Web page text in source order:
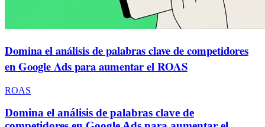
Domina el análisis de palabras clave de competidores
en Google Ads para aumentar el ROAS
ROAS
Domina el análisis de palabras clave de